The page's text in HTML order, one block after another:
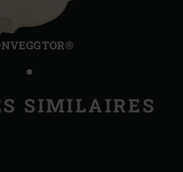
SIMILAIRES